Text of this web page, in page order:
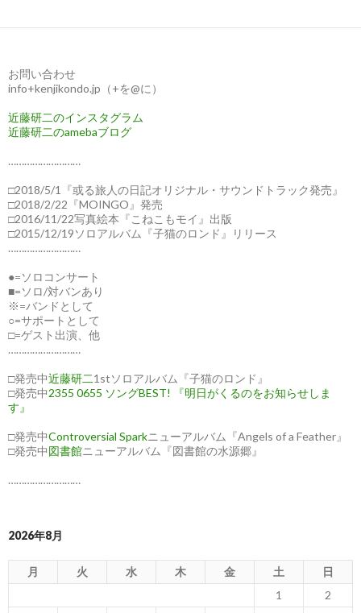
稿
ビ
ゲ
ー
シ
ョ
ン
お問い合わせ
info+kenjikondo.jp（+を@に）
近藤研二のインスタグラム
近藤研二のamebaブログ
………………………
□2018/5/1『或る旅人の日記オリジナル・サウンドトラック発売』
□2018/2/22『MOINGO』発売
□2016/11/22写真絵本『こねこもモイ』出版
□2015/12/19ソロアルバム『子猫のロンド』リリース
………………………
●=ソロコンサート
■=ソロ/対バンあり
※=バンドとして
○=サポートとして
□=ゲスト出演、他
………………………
□発売中近藤研二1stソロアルバム『子猫のロンド』
□発売中2355 0655 ソングBEST! 『明日がくるのをお知らせしま
す』
□発売中Controversial Sparkニューアルバム『Angels of a Feather』
□発売中図書館ニューアルバム『図書館の水源郷』
………………………
2026年8月
月 火 水 木 金 土
日
1
2